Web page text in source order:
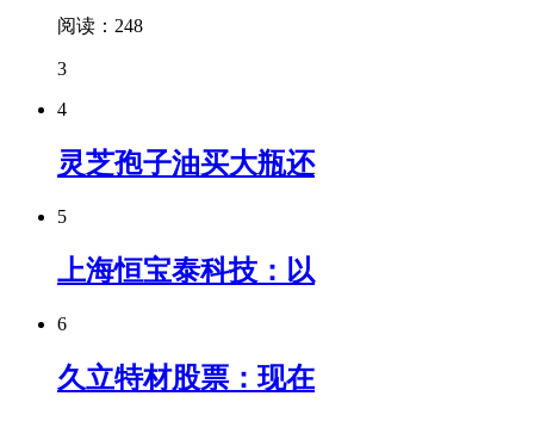
阅读：248
3
4
灵芝孢子油买大瓶还
5
上海恒宝泰科技：以
6
久立特材股票：现在